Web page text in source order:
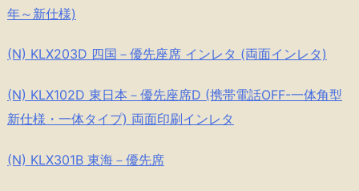
年～新仕様)
(N) KLX203D 四国－優先座席 インレタ (両面インレタ)
(N) KLX102D 東日本－優先座席D (携帯電話OFF-一体角型
新仕様・一体タイプ) 両面印刷インレタ
(N) KLX301B 東海－優先席